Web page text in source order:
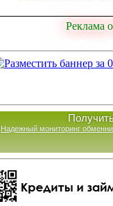
Реклама
Надежный мониторинг